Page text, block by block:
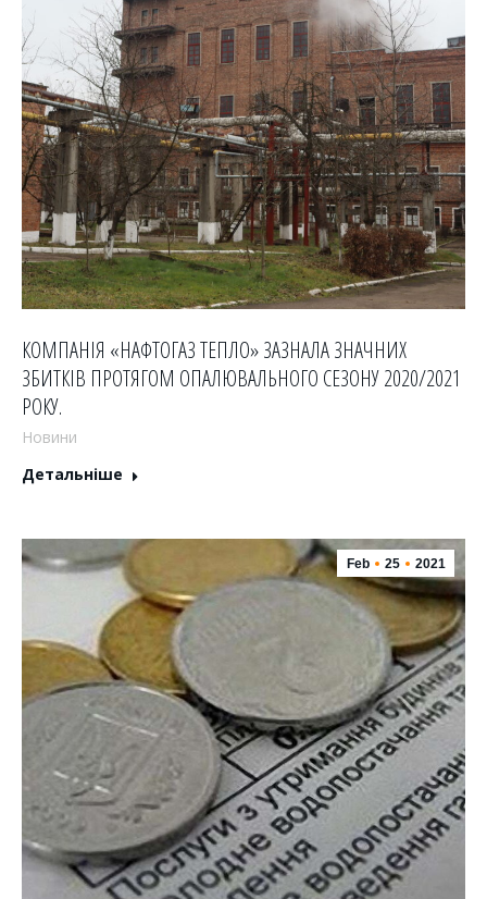
КОМПАНІЯ «НАФТОГАЗ ТЕПЛО» ЗАЗНАЛА ЗНАЧНИХ
ЗБИТКІВ ПРОТЯГОМ ОПАЛЮВАЛЬНОГО СЕЗОНУ 2020/2021
РОКУ.
Новини
Детальніше
Feb 25 2021